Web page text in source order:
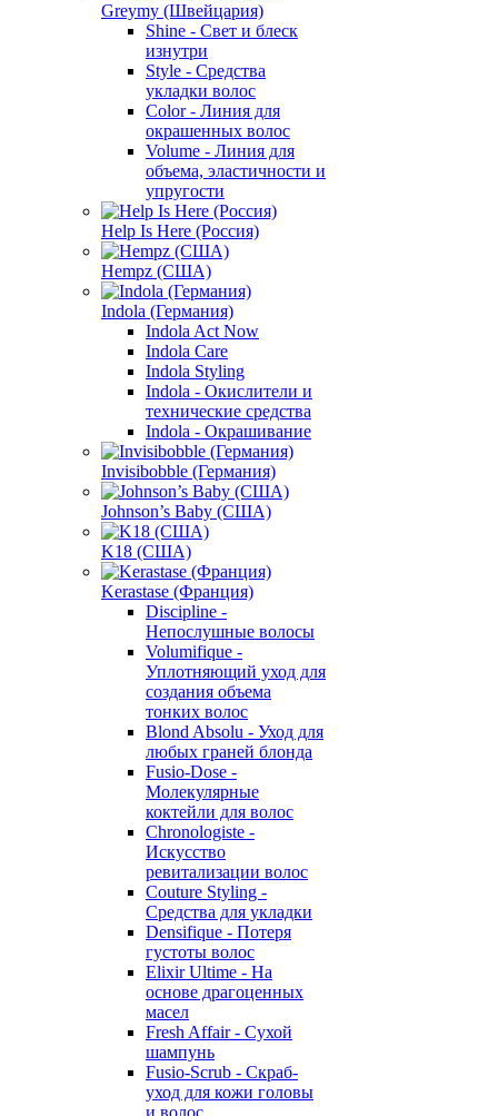
Greymy (Швейцария)
Shine - Свет и блеск
изнутри
Style - Средства
укладки волос
Color - Линия для
окрашенных волос
Volume - Линия для
объема, эластичности и
упругости
Help Is Here (Россия)
Hempz (США)
Indola (Германия)
Indola Act Now
Indola Care
Indola Styling
Indola - Окислители и
технические средства
Indola - Окрашивание
Invisibobble (Германия)
Johnson’s Baby (США)
K18 (США)
Kerastase (Франция)
Discipline -
Непослушные волосы
Volumifique -
Уплотняющий уход для
создания объема
тонких волос
Blond Absolu - Уход для
любых граней блонда
Fusio-Dose -
Молекулярные
коктейли для волос
Chronologiste -
Искусство
ревитализации волос
Couture Styling -
Средства для укладки
Densifique - Потеря
густоты волос
Elixir Ultime - На
основе драгоценных
масел
Fresh Affair - Сухой
шампунь
Fusio-Scrub - Скраб-
уход для кожи головы
и волос